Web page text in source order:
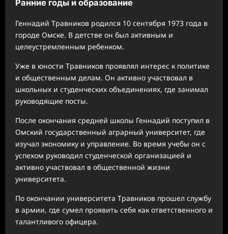
Ранние годы и образование
Геннадий Травников родился 10 сентября 1973 года в
городе Омске. В детстве он был активным и
целеустремленным ребенком.
Уже в юности Травников проявлял интерес к политике
и общественным делам. Он активно участвовал в
школьных и студенческих объединениях, где занимал
руководящие посты.
После окончания средней школы Геннадий поступил в
Омский государственный аграрный университет, где
изучал экономику и управление. Во время учебы он с
успехом руководил студенческой организацией и
активно участвовал в общественной жизни
университета.
По окончании университета Травников прошел службу
в армии, где сумел проявить себя как ответственного и
талантливого офицера.